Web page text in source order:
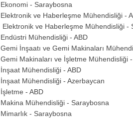
Ekonomi - Saraybosna
Elektronik ve Haberleşme Mühendisliği -
Elektronik ve Haberleşme Mühendisliği -
Endüstri Mühendisliği - ABD
Gemi İnşaatı ve Gemi Makinaları
Gemi Makinaları ve İşletme Mühendisliği
İnşaat Mühendisliği - ABD
İnşaat Mühendisliği - Azerbaycan
İşletme - ABD
Makina Mühendisliği - Saraybosna
Mimarlık - Saraybosna